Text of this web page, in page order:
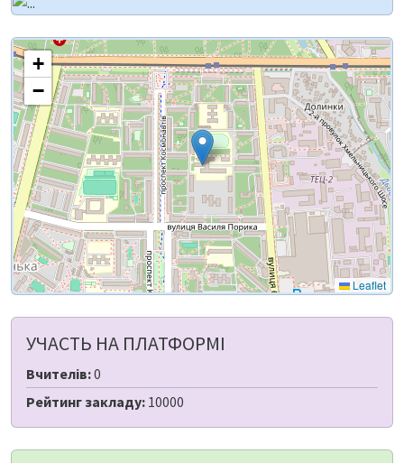
+
−
Leaflet
УЧАСТЬ НА ПЛАТФОРМІ
Вчителів:0
Рейтинг закладу: 10000